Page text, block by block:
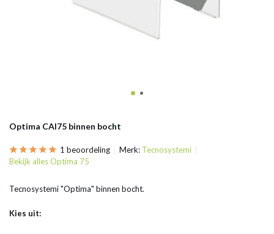
Optima CAI75 binnen bocht
1 beoordeling Merk: Tecnosystemi
Bekijk alles Optima 75
Tecnosystemi "Optima" binnen bocht.
Kies uit: